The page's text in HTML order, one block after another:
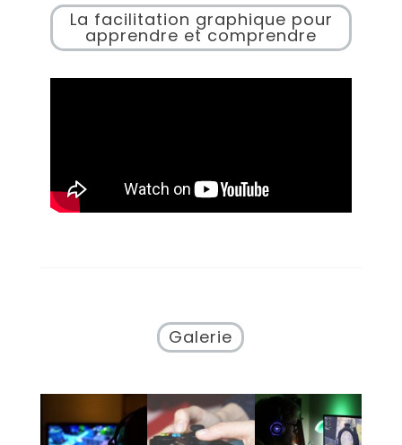
La facilitation graphique pour
apprendre et comprendre
Galerie